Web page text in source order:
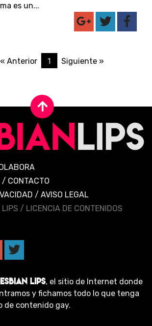
es un...
« Anterior 1 Siguiente »
/ CONTACTO
/ AVISO LEGAL
LIPS / LICENCIA DE CONTENIDOS
LIPS, el sitio de Internet donde
y fichamos todo lo que tenga
de contenido gay.